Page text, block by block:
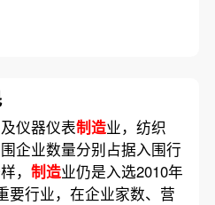
仪器仪表制造业，纺织
企业数量分别占据入围行
， 制造业仍是入选2010年
要行业，在企业家数、营